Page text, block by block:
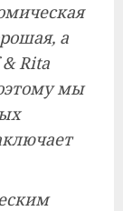
а
Rita
мы